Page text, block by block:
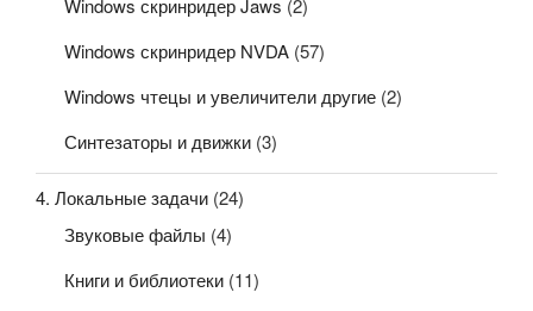
Windows скринридер Jaws (2)
Windows скринридер NVDA (57)
Windows чтецы и увеличители другие (2)
Синтезаторы и движки (3)
4. Локальные задачи (24)
Звуковые файлы (4)
Книги и библиотеки (11)